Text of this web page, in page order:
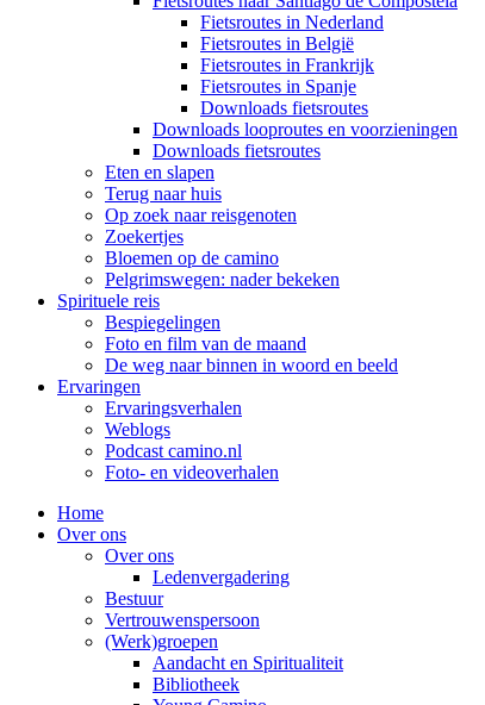
Fietsroutes in Nederland
Fietsroutes in België
Fietsroutes in Frankrijk
Fietsroutes in Spanje
Downloads fietsroutes
Downloads looproutes en voorzieningen
Downloads fietsroutes
Eten en slapen
Terug naar huis
Op zoek naar reisgenoten
Zoekertjes
Bloemen op de camino
Pelgrimswegen: nader bekeken
Spirituele reis
Bespiegelingen
Foto en film van de maand
De weg naar binnen in woord en beeld
Ervaringen
Ervaringsverhalen
Weblogs
Podcast camino.nl
Foto- en videoverhalen
Home
Over ons
Over ons
Ledenvergadering
Bestuur
Vertrouwenspersoon
(Werk)groepen
Aandacht en Spiritualiteit
Bibliotheek